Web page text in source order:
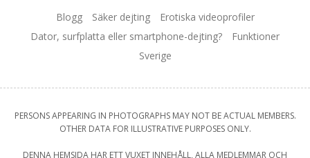
Blogg Säker dejting
Erotiska videoprofiler
Dator, surfplatta eller smartphone-dejting?
Funktioner
Sverige
PERSONS APPEARING IN PHOTOGRAPHS MAY NOT BE ACTUAL MEMBERS.
OTHER DATA FOR ILLUSTRATIVE PURPOSES ONLY.
DENNA HEMSIDA HAR ETT VUXET INNEHÅLL, ALLA MEDLEMMAR OCH